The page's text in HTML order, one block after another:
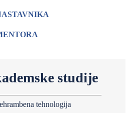
studije
tehnologija